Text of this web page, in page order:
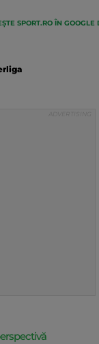
SPORT.RO ÎN GOOGLE